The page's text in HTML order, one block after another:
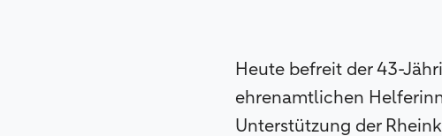
Heute befreit der 43-
ehrenamtlichen
Unterstützung der